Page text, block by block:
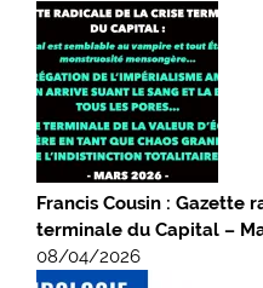
Francis Cousin : Gazette
terminale du Capital –
08/04/2026